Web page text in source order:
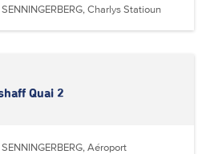
SENNINGERBERG, Charlys Statioun
Quai 2
SENNINGERBERG, Aéroport